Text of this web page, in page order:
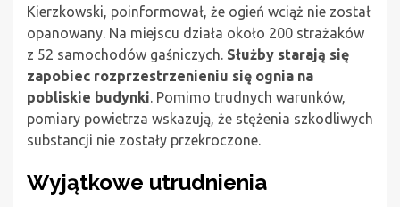
Kierzkowski, poinformował, że ogień wciąż nie został
opanowany. Na miejscu działa około 200 strażaków
z 52 samochodów gaśniczych. Służby starają się
zapobiec rozprzestrzenieniu się ognia na
pobliskie budynki. Pomimo trudnych warunków,
pomiary powietrza wskazują, że stężenia szkodliwych
substancji nie zostały przekroczone.
Wyjątkowe utrudnienia